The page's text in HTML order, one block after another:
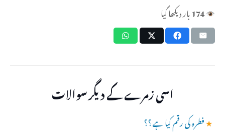
174بار دیکھا گیا
اسی زمرے کے دیگر سوالات
★فطرہ کی رقم کیا ہے ؟؟